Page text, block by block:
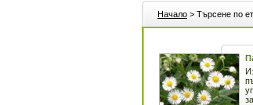
Начало > Търсене по